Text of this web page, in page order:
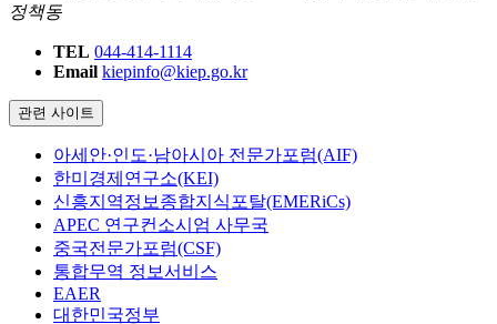
정책동
TEL 044-414-1114
Email kiepinfo@kiep.go.kr
관련 사이트
아세안·인도·남아시아 전문가포럼(AIF)
한미경제연구소(KEI)
신흥지역정보종합지식포탈(EMERiCs)
APEC 연구컨소시엄 사무국
중국전문가포럼(CSF)
통합무역 정보서비스
EAER
대한민국정부